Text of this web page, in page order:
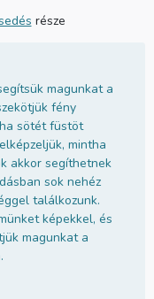
része
magunkat a
fény
sötét füstöt
mintha
akkor segíthetnek
sok nehéz
találkozunk.
képekkel, és
magunkat a